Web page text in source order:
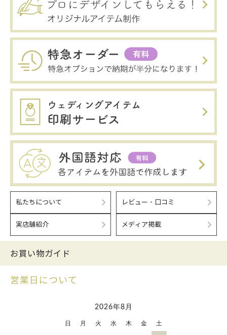
私たちについて レビュー・口コミ
実店舗紹介 メディア掲載
お買い物ガイド
営業日について
2026年8月
日 月 火 水 木 金 土